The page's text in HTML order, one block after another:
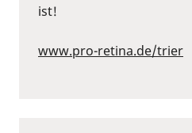
ist!
www.pro-retina.de/trier